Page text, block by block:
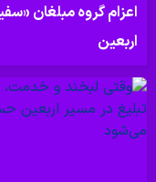
اعزام گروه مبلغان
اربعین